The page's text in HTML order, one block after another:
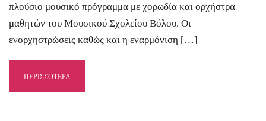
πλούσιο μουσικό πρόγραμμα με χορωδία και ορχήστρα
μαθητών του Μουσικού Σχολείου Βόλου. Οι
ενορχηστρώσεις καθώς και η εναρμόνιση […]
ΠΕΡΙΣΣΟΤΕΡΑ